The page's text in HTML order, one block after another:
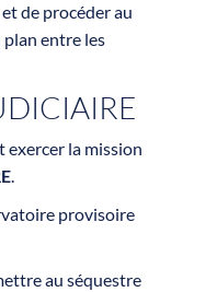
de procéder au
entre les
exercer la mission
.
provisoire
au séquestre